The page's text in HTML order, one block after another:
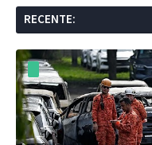
RECENTE: